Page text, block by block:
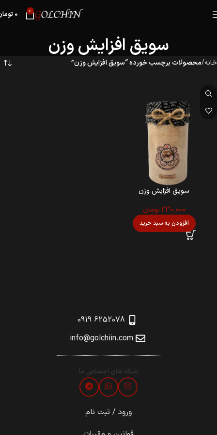
0
0
سویق افزایش وزن
خانه محصولات برچسب خورده “سویق افزایش وزن”
سویق افزایش وزن
230,000 تومان
افزودن به سبد خرید
6252078 0919
info@golchiin.com
شبکه های اجتماعی ما
ورود / ثبت نام